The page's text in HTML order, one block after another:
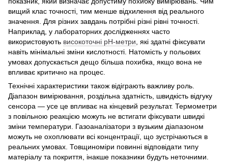
вищий клас точності, тим менше відхилення від реального
значення. Для різних завдань потрібні різні рівні точності.
Наприклад, у лабораторних дослідженнях часто
використовують високоточні pH-метри, які здатні фіксувати
навіть мінімальні зміни кислотності. Натомість у польових
умовах допускається дещо більша похибка, якщо вона не
впливає критично на процес.
Технічні характеристики також відіграють важливу роль.
Діапазон вимірювання, роздільна здатність, швидкість відгуку
сенсора — усе це впливає на кінцевий результат. Термометри
з повільною реакцією можуть не встигати фіксувати швидкі
зміни температури. Газоаналізатори з вузьким діапазоном
можуть не охоплювати всі концентрації, що зустрічаються в
реальних умовах. Товщиноміри повинні відповідати типу
матеріалу та покриття, інакше показники будуть неточними.